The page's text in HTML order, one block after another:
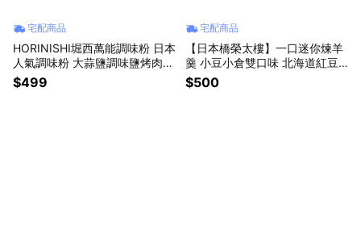
宅配商品
HORINISHI堀西萬能調味粉 日本
人氣調味粉 大蒜鹽調味鹽烤肉燒
肉鹽香料燒肉醃製粉湯品調味萬
用調味料燒烤煎肉炸物炒菜 廚房
$499
宅配商品
【日本橋榮太樓】一口迷你煉羊
羹 小豆小倉雙口味 北海道紅豆
沙洋菜甜點心 外國進口食品 日
式百年拌手禮品 和菓子 辦公室
$500